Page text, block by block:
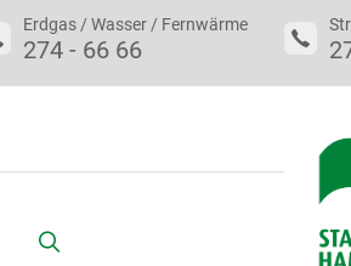
Erdgas / Wasser / Fernwärme
274 - 66 66
Suche